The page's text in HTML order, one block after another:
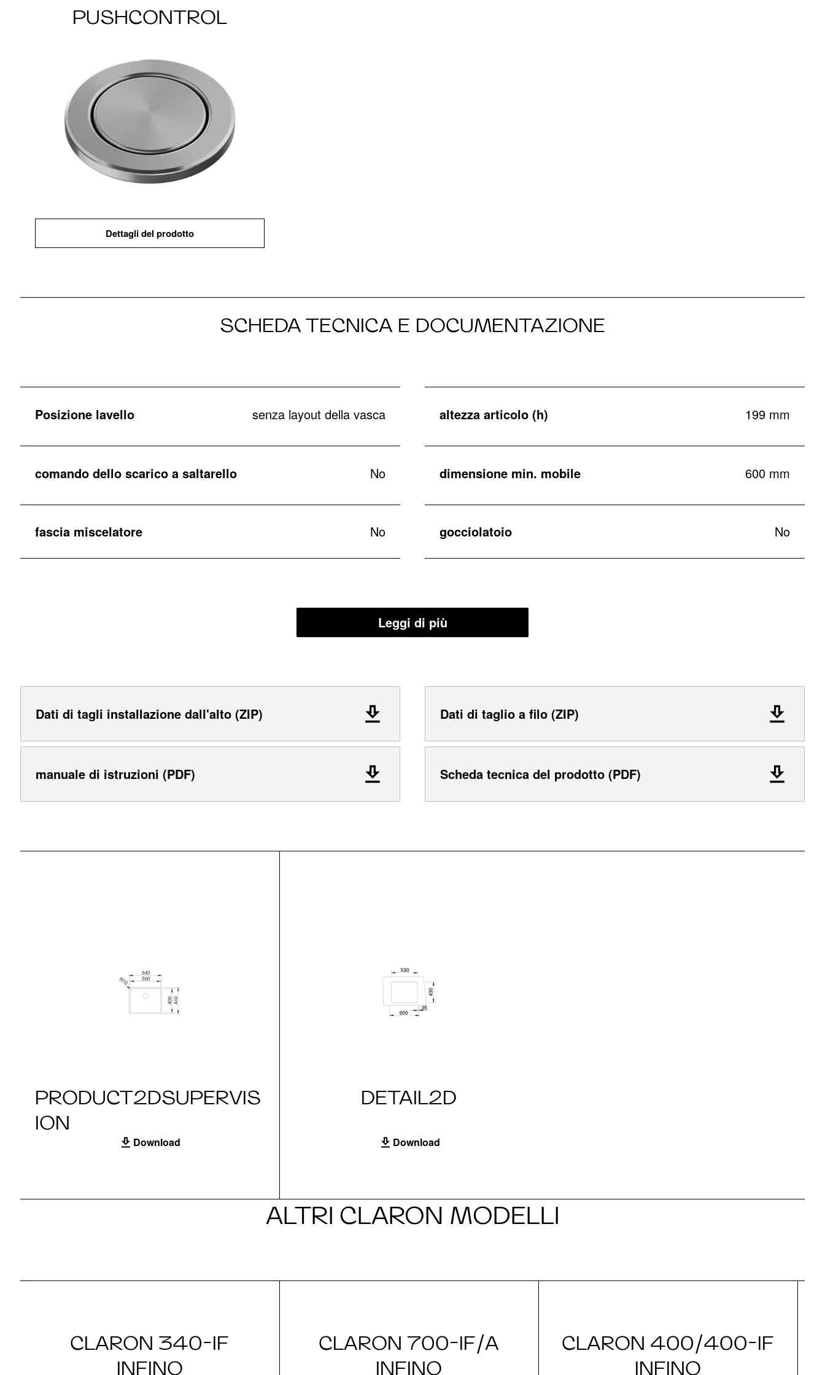
PUSHCONTROL
Dettagli del prodotto
SCHEDA TECNICA E DOCUMENTAZIONE
Posizione lavello senza layout della vasca altezza articolo (h) 199 mm
comando dello scarico a saltarello No dimensione min. mobile 600 mm
fascia miscelatore No gocciolatoio No
Leggi di più
Dati di tagli installazione dall'alto (ZIP) Dati di taglio a filo (ZIP)
manuale di istruzioni (PDF) Scheda tecnica del prodotto (PDF)
PRODUCT2DSUPERVIS
ION
Download
DETAIL2D
Download
ALTRI CLARON MODELLI
CLARON 340-IF
INFINO
CLARON 700-IF/A
INFINO
CLARON 400/400-IF
INFINO